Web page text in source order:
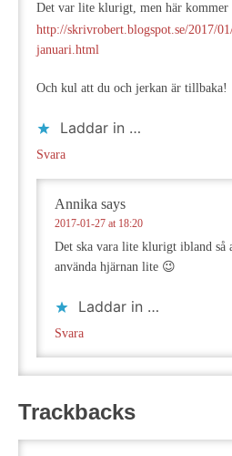
Det var lite klurigt, men här kommer
http://skrivrobert.blogspot.se/2017/
januari.html
Och kul att du och jerkan är tillbaka!
Laddar in …
Svara
Annika says
2017-01-27 at 18:20
Det ska vara lite klurigt ibland så
använda hjärnan lite 😉
Laddar in …
Svara
Trackbacks